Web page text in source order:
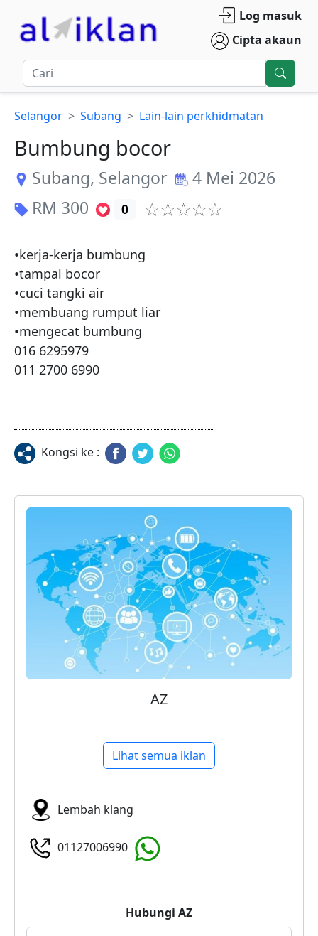
Log masuk
Cipta akaun
Selangor Subang Lain-lain perkhidmatan
Bumbung bocor
Subang, Selangor
4 Mei 2026
RM 300 0
•kerja-kerja bumbung
•tampal bocor
•cuci tangki air
•membuang rumput liar
•mengecat bumbung
016 6295979
011 2700 6990
Kongsi ke :
AZ
Lihat semua iklan
Lembah klang
01127006990
Hubungi AZ